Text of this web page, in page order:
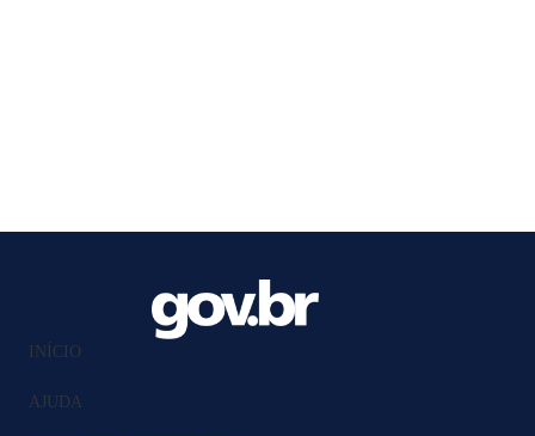
INÍCIO
AJUDA